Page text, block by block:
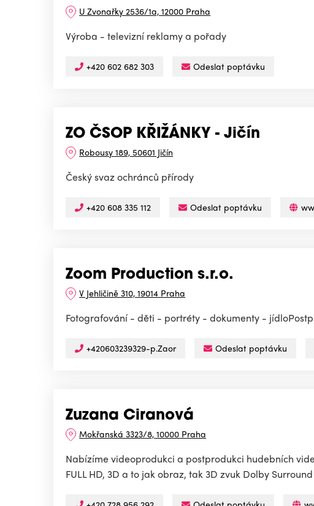
U Zvonařky 2536/1a, 12000 Praha
Výroba - televizní reklamy a pořady
+420 602 682 303 Odeslat poptávku
ZO ČSOP KŘIŽÁNKY - Jičín
Robousy 189, 50601 Jičín
Český svaz ochránců přírody
+420 608 335 112 Odeslat poptávku
Zoom Production s.r.o.
V Jehličině 310, 19014 Praha
Fotografování - děti - portréty - dokumenty -
+420603239329-p.Zaor Odeslat poptávku
Zuzana Ciranová
Mokřanská 3323/8, 10000 Praha
Nabízíme videoprodukci a postprodukci hudebních
FULL HD, 3D a to jak obraz, tak 3D zvuk Dolby